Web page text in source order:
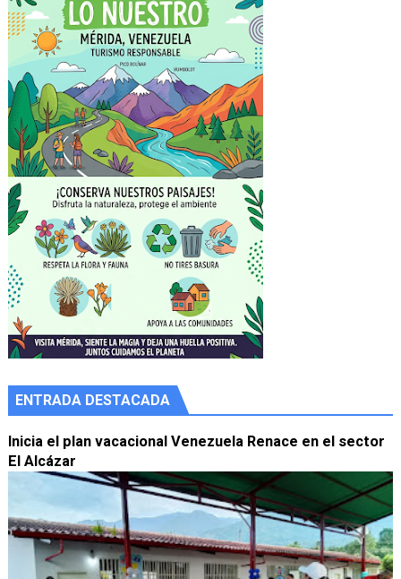
ENTRADA DESTACADA
Inicia el plan vacacional Venezuela Renace en el sector
El Alcázar